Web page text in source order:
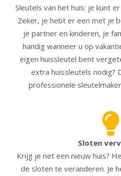
Sleutels van het huis: je kunt
Zeker, je hebt er een met je
je partner en kinderen, je
handig wanneer u op
eigen huissleutel bent
extra huissleutels nodig?
professionele
Sloten
Krijg je net een nieuw huis?
de sloten te veranderen. Je